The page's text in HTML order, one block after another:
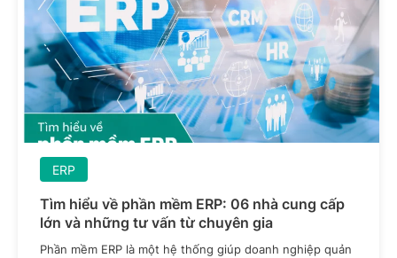
Tìm hiểu về phần mềm ERP: 06 nhà cung cấp
lớn và những tư vấn từ chuyên gia
ERP
Phần mềm ERP là một hệ thống giúp doanh nghiệp quản